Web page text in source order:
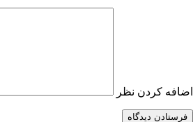
اضافه کردن نظر
فرستادن دیدگاه